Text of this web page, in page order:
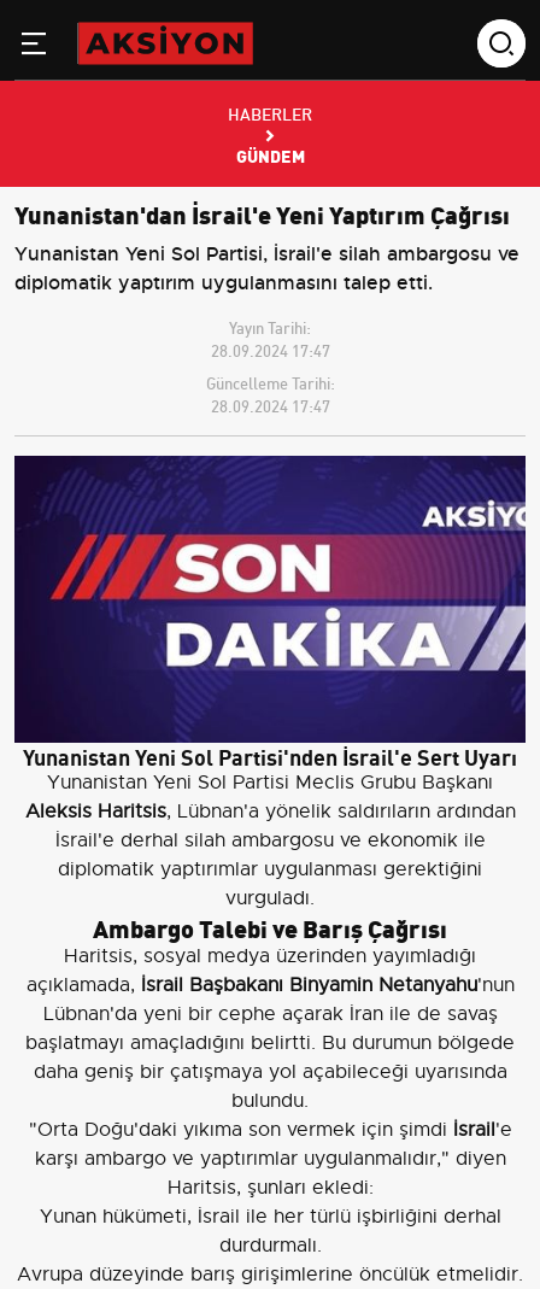
HABERLER
GÜNDEM
Yunanistan'dan İsrail'e Yeni Yaptırım Çağrısı
Yunanistan Yeni Sol Partisi, İsrail'e silah ambargosu ve
diplomatik yaptırım uygulanmasını talep etti.
Yayın Tarihi:
28.09.2024 17:47
Güncelleme Tarihi:
28.09.2024 17:47
Yunanistan Yeni Sol Partisi'nden İsrail'e Sert Uyarı
Yunanistan Yeni Sol Partisi Meclis Grubu Başkanı
Aleksis Haritsis, Lübnan'a yönelik saldırıların ardından
İsrail'e derhal silah ambargosu ve ekonomik ile
diplomatik yaptırımlar uygulanması gerektiğini
vurguladı.
Ambargo Talebi ve Barış Çağrısı
Haritsis, sosyal medya üzerinden yayımladığı
açıklamada, İsrail Başbakanı Binyamin Netanyahu'nun
Lübnan'da yeni bir cephe açarak İran ile de savaş
başlatmayı amaçladığını belirtti. Bu durumun bölgede
daha geniş bir çatışmaya yol açabileceği uyarısında
bulundu.
"Orta Doğu'daki yıkıma son vermek için şimdi İsrail'e
karşı ambargo ve yaptırımlar uygulanmalıdır," diyen
Haritsis, şunları ekledi:
Yunan hükümeti, İsrail ile her türlü işbirliğini derhal
durdurmalı.
Avrupa düzeyinde barış girişimlerine öncülük etmelidir.